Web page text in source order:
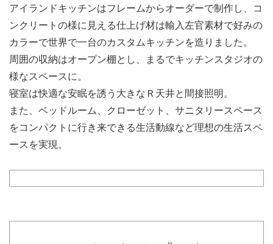
アイランドキッチンはフレームからオーダーで制作し、コ
ンクリートの様に見える仕上げ材は輸入左官素材で好みの
カラーで世界で一台のカスタムキッチンを造りました。
周囲の収納はオープン棚とし、まるでキッチンスタジオの
様なスペースに。
寝室は快適な安眠を誘う大きなＲ天井と間接照明。
また、ベッドルーム、クローゼット、サニタリースペース
をコンパクトに行き来できる生活動線など理想の生活スペ
ースを実現。